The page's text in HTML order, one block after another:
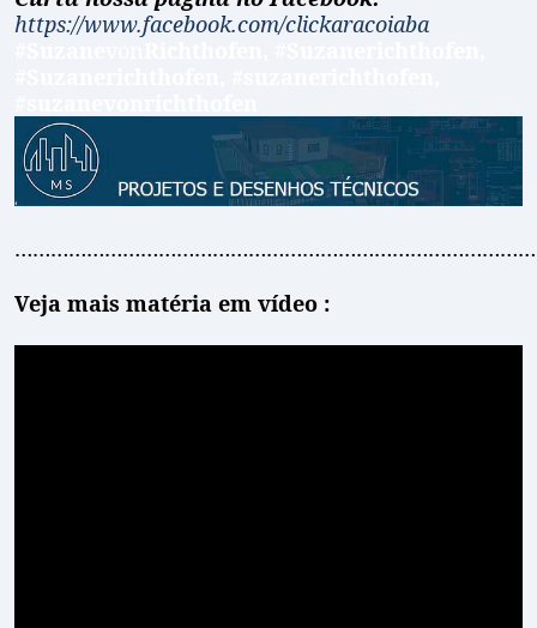
https://www.facebook.com/clickaracoiaba
Veja mais matéria em vídeo :